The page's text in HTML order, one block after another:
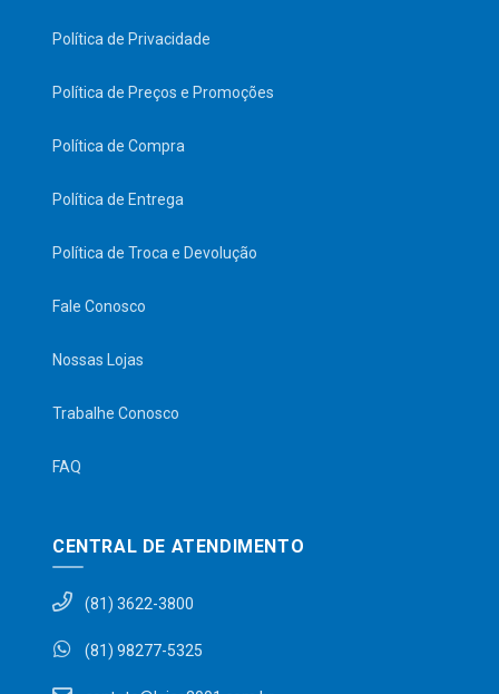
Política de Privacidade
Política de Preços e Promoções
Política de Compra
Política de Entrega
Política de Troca e Devolução
Fale Conosco
Nossas Lojas
Trabalhe Conosco
FAQ
CENTRAL DE ATENDIMENTO
(81) 3622-3800
(81) 98277-5325